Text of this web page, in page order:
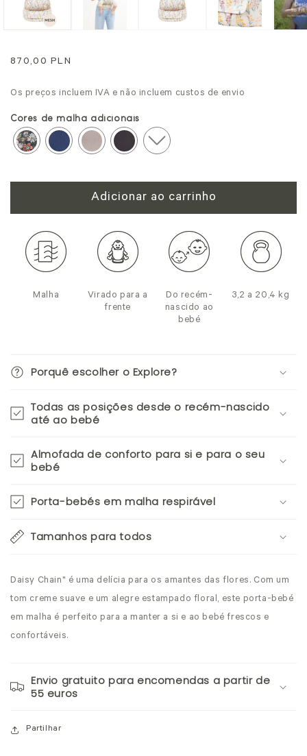
Preço
870,00 PLN
Os preços incluem IVA e não incluem custos de envio
Cores de malha adicionais
Adicionar ao carrinho
Malha
Virado para a
frente
Do recém-
nascido ao
bebé
3,2 a 20,4 kg
Porquê escolher o Explore?
Todas as posições desde o recém-nascido
até ao bebé
Almofada de conforto para si e para o seu
bebé
Porta-bebés em malha respirável
Tamanhos para todos
Daisy Chain" é uma delícia para os amantes das flores. Com um
tom creme suave e um alegre estampado floral, este porta-bebé
em malha é perfeito para a manter a si e ao bebé frescos e
confortáveis.
Envio gratuito para encomendas a partir de
55 euros
Partilhar